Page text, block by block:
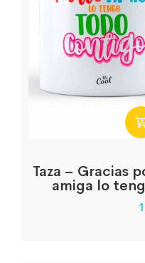
Taza – Gracias
amiga lo